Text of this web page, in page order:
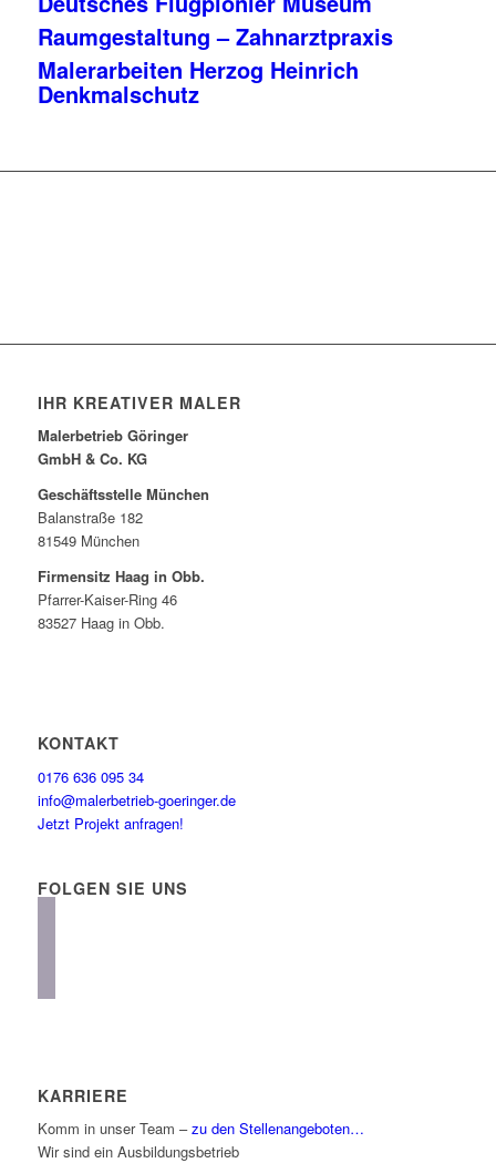
Raumgestaltung – Zahnarztpraxis
Malerarbeiten Herzog Heinrich
Denkmalschutz
IHR KREATIVER MALER
Malerbetrieb Göringer
GmbH & Co. KG
Geschäftsstelle München
Balanstraße 182
81549 München
Firmensitz Haag in Obb.
Pfarrer-Kaiser-Ring 46
83527 Haag in Obb.
KONTAKT
0176 636 095 34
info@malerbetrieb-goeringer.de
Jetzt Projekt anfragen!
FOLGEN SIE UNS
KARRIERE
Komm in unser Team –zu den Stellenangeboten…
Wir sind ein Ausbildungsbetrieb